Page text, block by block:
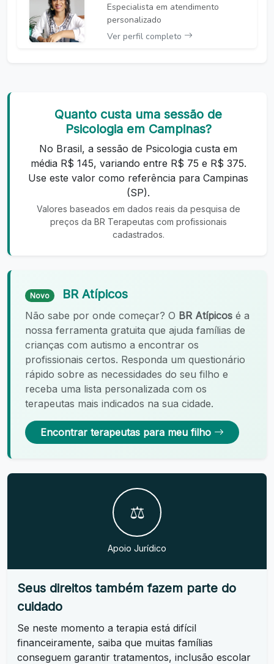
Especialista em atendimento
personalizado
Ver perfil completo
Quanto custa uma sessão de
Psicologia em Campinas?
No Brasil, a sessão de Psicologia custa em
média R$ 145, variando entre R$ 75 e R$ 375.
Use este valor como referência para Campinas
(SP).
Valores baseados em dados reais da pesquisa de
preços da BR Terapeutas com profissionais
cadastrados.
Novo BR Atípicos
Não sabe por onde começar? O BR Atípicos é a
nossa ferramenta gratuita que ajuda famílias de
crianças com autismo a encontrar os
profissionais certos. Responda um questionário
rápido sobre as necessidades do seu filho e
receba uma lista personalizada com os
terapeutas mais indicados na sua cidade.
Encontrar terapeutas para meu filho
⚖️
Apoio Jurídico
Seus direitos também fazem parte do
cuidado
Se neste momento a terapia está difícil
financeiramente, saiba que muitas famílias
conseguem garantir tratamentos, inclusão escolar